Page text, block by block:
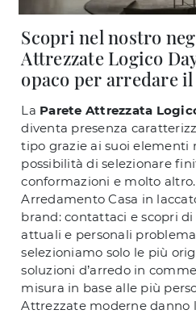
Scopri nel nostro
Attrezzate Logico
opaco per arredare
La Parete Attrezzata
diventa presenza
tipo grazie ai suoi elementi
possibilità di selezionare
conformazioni e molto
Arredamento Casa in
brand: contattaci e scopri
attuali e personali
selezioniamo solo le più
soluzioni d’arredo in
misura in base alle più
Attrezzate moderne danno